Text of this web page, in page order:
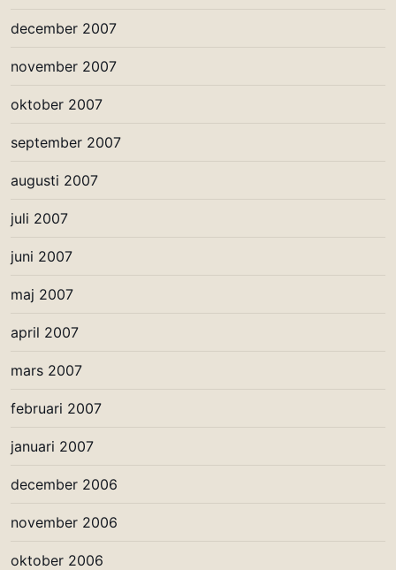
december 2007
november 2007
oktober 2007
september 2007
augusti 2007
juli 2007
juni 2007
maj 2007
april 2007
mars 2007
februari 2007
januari 2007
december 2006
november 2006
oktober 2006